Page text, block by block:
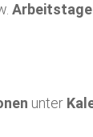
Arbeitstage
unter